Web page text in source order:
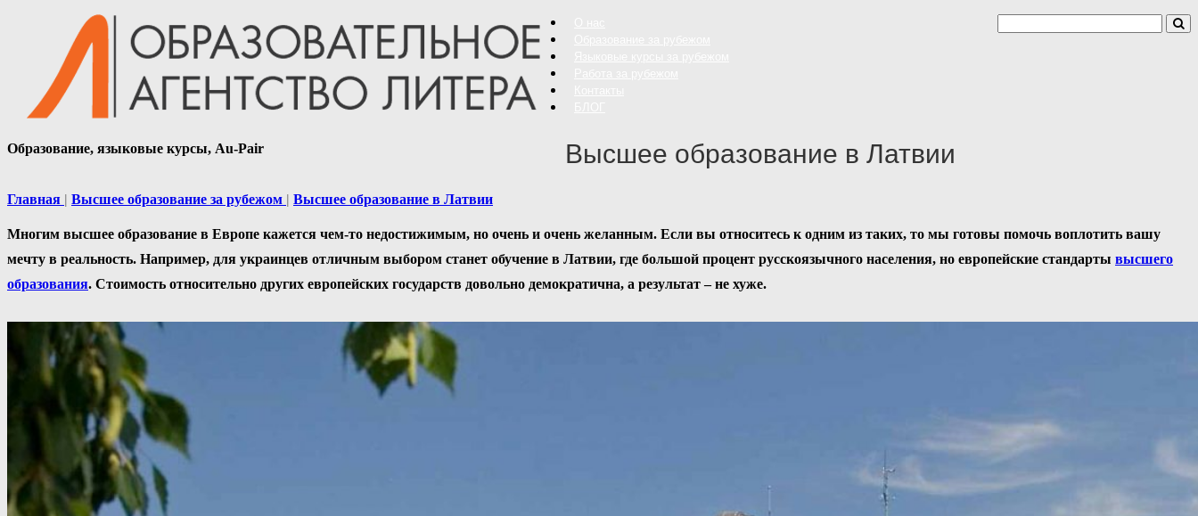
Образование, языковые курсы, Au-Pair Высшее образование в Латвии
Главная Высшее образование за рубежом Высшее образование в Латвии
Многим высшее образование в Европе кажется чем-то недостижимым, но очень и очень желанным. Если вы относитесь к одним из таких, то мы готовы помочь воплотить вашу
мечту в реальность. Например, для украинцев отличным выбором станет обучение в Латвии, где большой процент русскоязычного населения, но европейские стандарты высшего
образования. Стоимость относительно других европейских государств довольно демократична, а результат – не хуже.